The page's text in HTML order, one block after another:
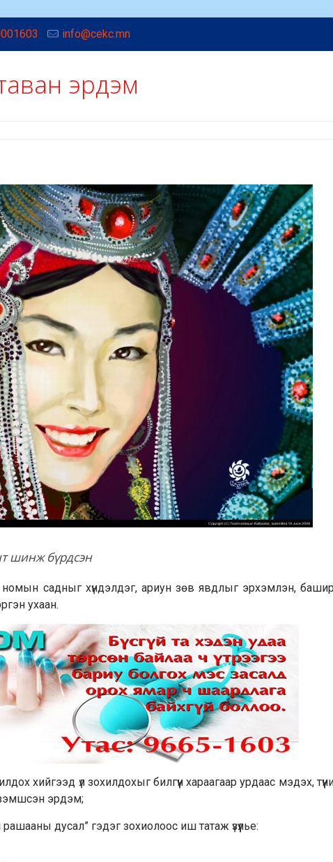
info@cekc.mn
таван эрдэм
шинж бүрдсэн
садныг хүндэлдэг, ариун зөв явдлыг эрхэмлэн,
ухаан.
хийгээд үл зохилдохыг билгүүн хараагаар урдаас мэдэх,
эрдэм;
дусал” гэдэг зохиолоос иш татаж үзүүлье: